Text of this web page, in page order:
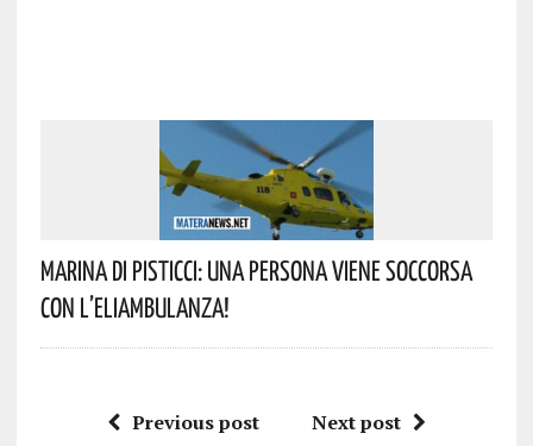
Marina Di Pisticci: Una Persona Viene Soccorsa
Con L’eliambulanza!
Previous post Next post